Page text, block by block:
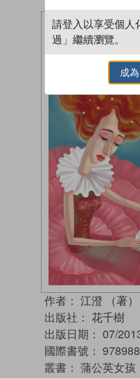
作者： 江澄 （著）
出版社： 花千樹
出版日期： 07/
國際書號：
叢書： 蒲公英女孩
請登入以享受個人
過」繼續瀏覽。
成